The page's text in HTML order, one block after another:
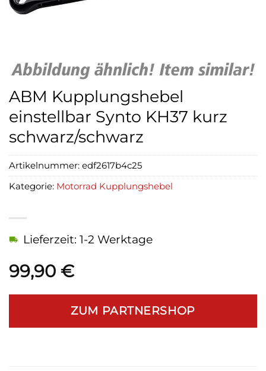
ABM Kupplungshebel
einstellbar Synto KH37 kurz
schwarz/schwarz
99,90 €
Lieferzeit: 1-2 Werktage
ZUM PARTNERSHOP
Artikelnummer: edf2617b4c25
Kategorie: Motorrad Kupplungshebel